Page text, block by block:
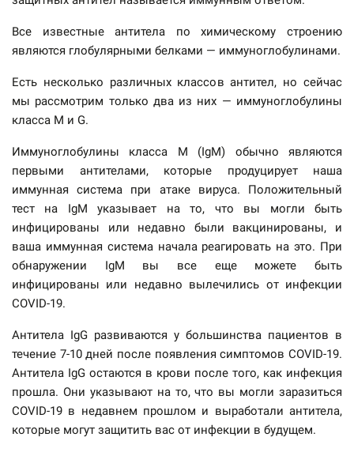
Все известные антитела по химическому строению
являются глобулярными белками — иммуноглобулинами.
Есть несколько различных классов антител, но сейчас
мы рассмотрим только два из них — иммуноглобулины
класса М и G.
Иммуноглобулины класса М (IgM) обычно являются
первыми антителами, которые продуцирует наша
иммунная система при атаке вируса. Положительный
тест на IgM указывает на то, что вы могли быть
инфицированы или недавно были вакцинированы, и
ваша иммунная система начала реагировать на это. При
обнаружении IgM вы все еще можете быть
инфицированы или недавно вылечились от инфекции
COVID-19.
Антитела IgG развиваются у большинства пациентов в
течение 7-10 дней после появления симптомов COVID-19.
Антитела IgG остаются в крови после того, как инфекция
прошла. Они указывают на то, что вы могли заразиться
COVID-19 в недавнем прошлом и выработали антитела,
которые могут защитить вас от инфекции в будущем.